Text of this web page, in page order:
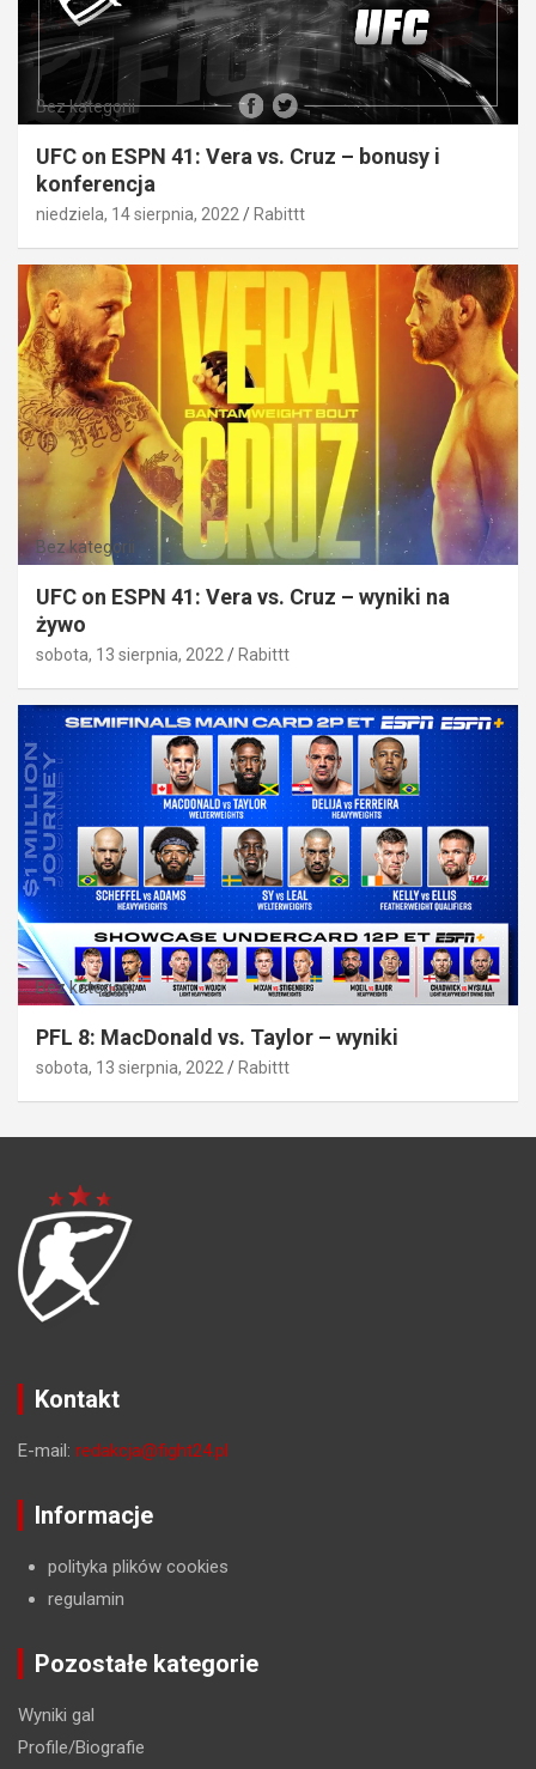
Bez kategorii
UFC on ESPN 41: Vera vs. Cruz – bonusy i
konferencja
niedziela, 14 sierpnia, 2022 Rabittt
Bez kategorii
UFC on ESPN 41: Vera vs. Cruz – wyniki na
żywo
sobota, 13 sierpnia, 2022 Rabittt
Bez kategorii
PFL 8: MacDonald vs. Taylor – wyniki
sobota, 13 sierpnia, 2022 Rabittt
Kontakt
E-mail: redakcja@fight24.pl
Informacje
polityka plików cookies
regulamin
Pozostałe kategorie
Wyniki gal
Profile/Biografie